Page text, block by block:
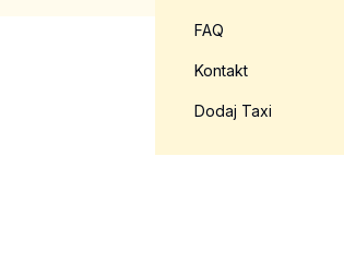
FAQ
Kontakt
Dodaj Taxi